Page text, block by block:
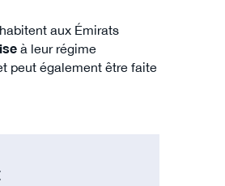
aux Émirats
à leur régime
peut également être faite